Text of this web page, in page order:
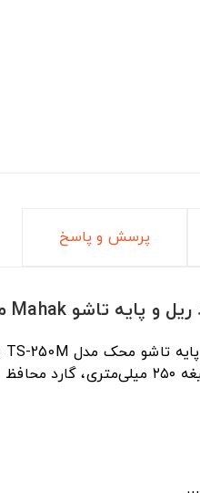
پرسش و پاسخ
با تیغه ۲۵۰ میلی‌متری،